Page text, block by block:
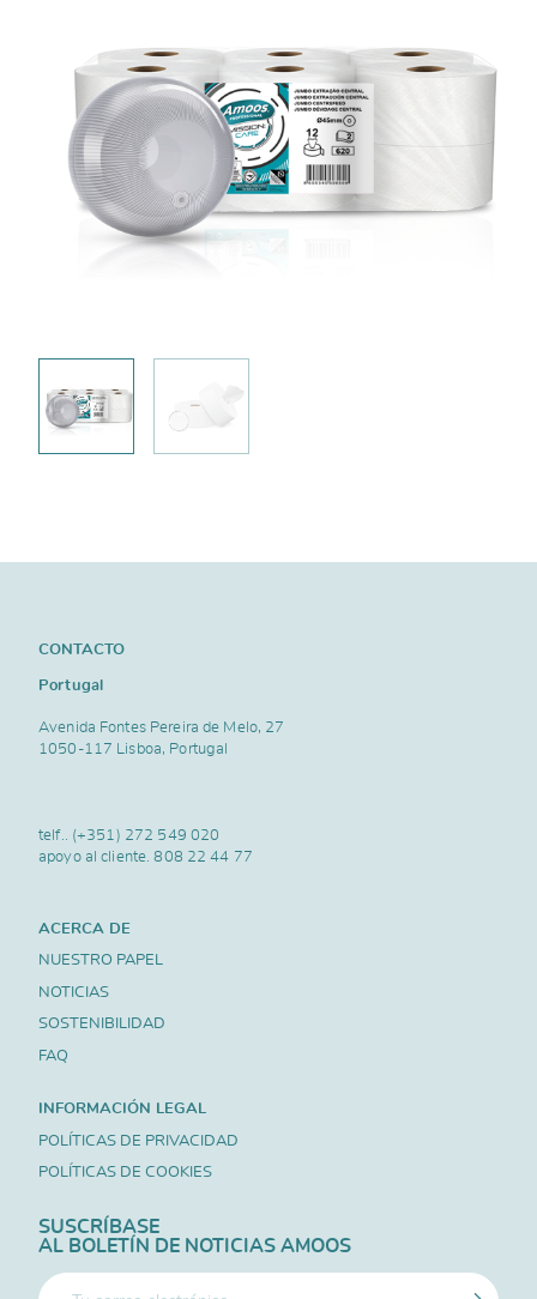
CONTACTO
Portugal
Avenida Fontes Pereira de Melo, 27
1050-117 Lisboa, Portugal
telf.. (+351) 272 549 020
apoyo al cliente.808 22 44 77
ACERCA DE
NUESTRO PAPEL
NOTICIAS
SOSTENIBILIDAD
FAQ
INFORMACIÓN LEGAL
POLÍTICAS DE PRIVACIDAD
POLÍTICAS DE COOKIES
SUSCRÍBASE
AL BOLETÍN DE NOTICIAS AMOOS